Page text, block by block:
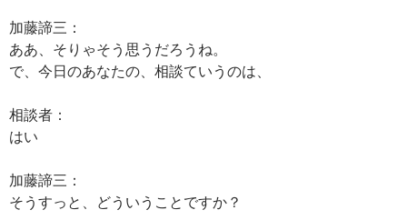
加藤諦三：
ああ、そりゃそう思うだろうね。
で、今日のあなたの、相談ていうのは、
相談者：
はい
加藤諦三：
そうすっと、どういうことですか？